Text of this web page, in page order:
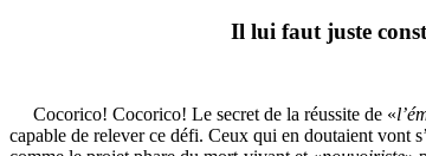
Il lui faut juste
Cocorico! Cocorico! Le secret de la réussite de «
capable de relever ce défi. Ceux qui en doutaient vont